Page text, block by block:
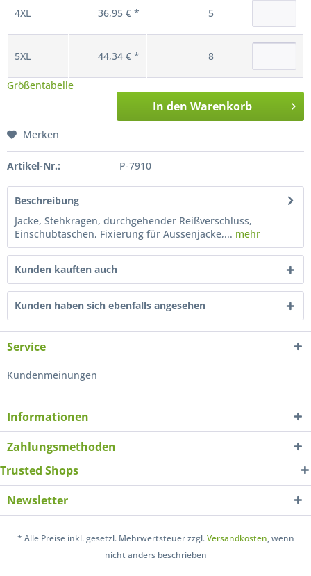
4XL 36,95 € * 5
5XL 44,34 € * 8
Größentabelle
In den Warenkorb
Merken
Artikel-Nr.: P-7910
Beschreibung
Jacke, Stehkragen, durchgehender Reißverschluss,
Einschubtaschen, Fixierung für Aussenjacke,... mehr
Kunden kauften auch
Kunden haben sich ebenfalls angesehen
Service
Kundenmeinungen
Informationen
Zahlungsmethoden
Trusted Shops
Newsletter
* Alle Preise inkl. gesetzl. Mehrwertsteuer zzgl.Versandkosten, wenn
nicht anders beschrieben